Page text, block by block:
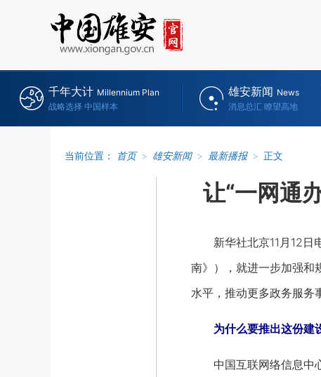
千年大计 Millennium Plan
战略选择 中国样本
雄安新闻 News
消息总汇 瞭望高地
当前位置： 首页 > 雄安新闻 > 最新播报 > 正文
让“一网通
新华社北京11月12日电
南》），就进一步加强和
水平，推动更多政务服务
为什么要推出这份建
中国互联网络信息中心